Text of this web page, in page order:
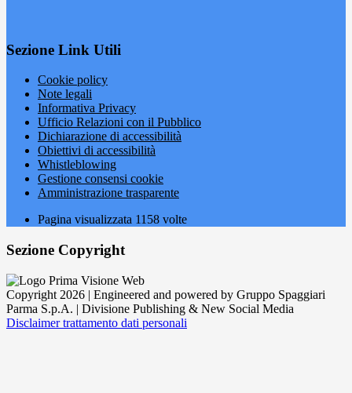
Sezione Link Utili
Cookie policy
Note legali
Informativa Privacy
Ufficio Relazioni con il Pubblico
Dichiarazione di accessibilità
Obiettivi di accessibilità
Whistleblowing
Gestione consensi cookie
Amministrazione trasparente
Pagina visualizzata 1158 volte
Sezione Copyright
Copyright 2026 | Engineered and powered by Gruppo Spaggiari
Parma S.p.A. | Divisione Publishing & New Social Media
Disclaimer trattamento dati personali